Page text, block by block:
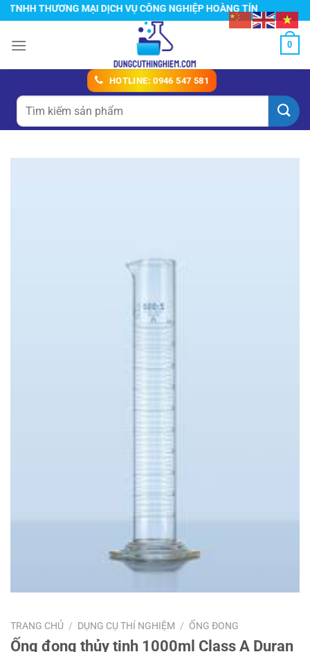
Chuyển
đến
nội
THƯƠNG MẠI DỊCH VỤ CÔNG NGHIỆP HOÀNG TÍN
0
HOTLINE: 0946 547 581
Tìm
kiếm:
TRANG CHỦ / DỤNG CỤ THÍ NGHIỆM / ỐNG ĐONG
Ống đong thủy tinh 1000ml Class A Duran